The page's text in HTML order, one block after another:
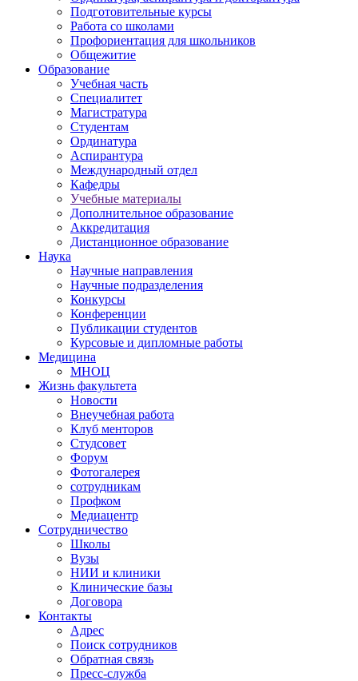
Подготовительные курсы
Работа со школами
Профориентация для школьников
Общежитие
Образование
Учебная часть
Специалитет
Магистратура
Студентам
Ординатура
Аспирантура
Международный отдел
Кафедры
Учебные материалы
Дополнительное образование
Аккредитация
Дистанционное образование
Наука
Научные направления
Научные подразделения
Конкурсы
Конференции
Публикации студентов
Курсовые и дипломные работы
Медицина
МНОЦ
Жизнь факультета
Новости
Внеучебная работа
Клуб менторов
Студсовет
Форум
Фотогалерея
сотрудникам
Профком
Медиацентр
Сотрудничество
Школы
Вузы
НИИ и клиники
Клинические базы
Договора
Контакты
Адрес
Поиск сотрудников
Обратная связь
Пресс-служба